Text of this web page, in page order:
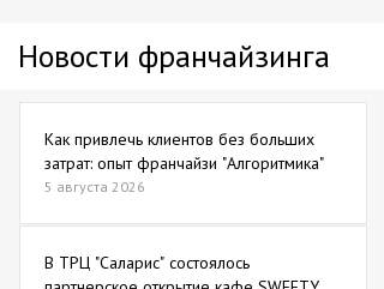
Новости франчайзинга
Как привлечь клиентов без больших
затрат: опыт франчайзи "Алгоритмика"
5 августа 2026
В ТРЦ "Саларис" состоялось